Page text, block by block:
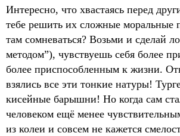
Интересно, что хвастаясь перед
тебе решить их сложные моральные
там сомневаться? Возьми и сделай
методом”), чувствуешь себя более
более приспособленным к жизни.
взялись все эти тонкие натуры!
кисейные барышни! Но когда сам
человеком ещё менее
из колеи и совсем не кажется